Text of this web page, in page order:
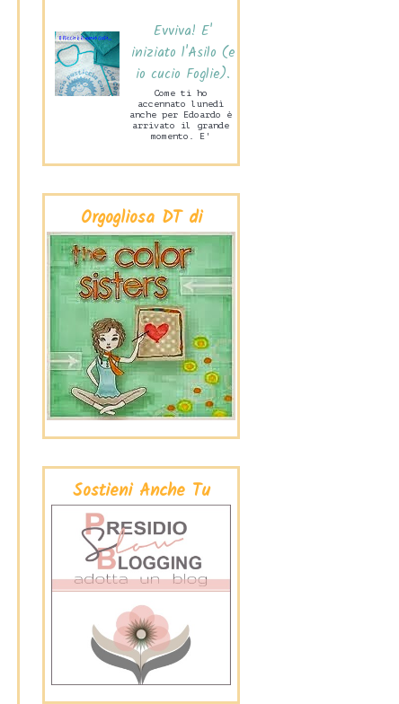
ta...
Evviva! E'
iniziato l'Asilo (e
io cucio Foglie).
Come ti ho
accennato lunedì
anche per Edoardo è
arrivato il grande
momento. E'
mercoledì pome...
Orgogliosa DT di
Sostieni Anche Tu